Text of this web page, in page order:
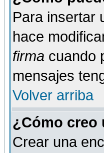
Para insertar
hace
firma cuando
mensajes
Volver arriba
¿Cómo creo
Crear una